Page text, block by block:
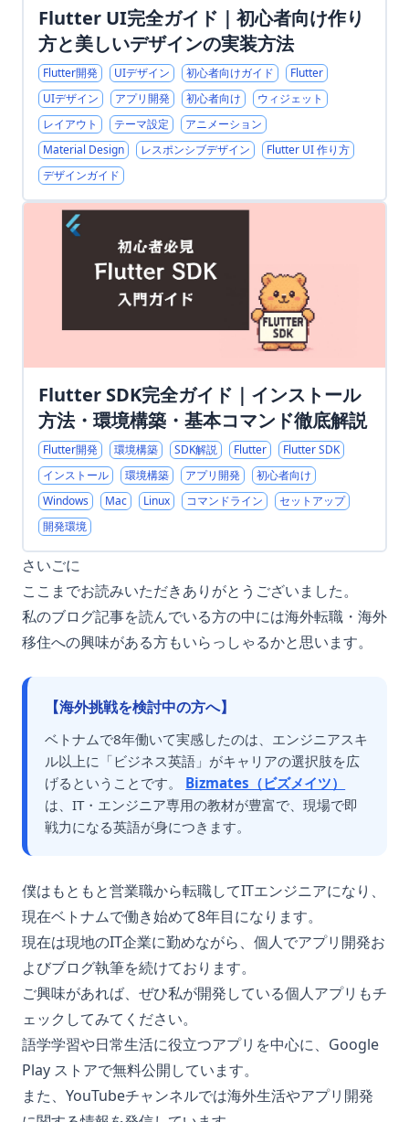
Flutter UI完全ガイド｜初心者向け作り
方と美しいデザインの実装方法
Flutter開発 UIデザイン 初心者向けガイド
Flutter
UIデザイン
アプリ開発 初心者向け
ウィジェット
レイアウト
テーマ設定
アニメーション
Material Design
レスポンシブデザイン
Flutter UI 作り方
デザインガイド
Flutter SDK完全ガイド｜インストール
方法・環境構築・基本コマンド徹底解説
Flutter開発 環境構築 SDK解説 Flutter
Flutter SDK
インストール
環境構築 アプリ開発
初心者向け
Windows
Mac Linux コマンドライン
セットアップ
開発環境
さいごに
ここまでお読みいただきありがとうございました。
私のブログ記事を読んでいる方の中には海外転職・海外
移住への興味がある方もいらっしゃるかと思います。
【海外挑戦を検討中の方へ】
ベトナムで8年働いて実感したのは、エンジニアスキ
ル以上に「ビジネス英語」がキャリアの選択肢を広
げるということです。 Bizmates（ビズメイツ）
は、IT・エンジニア専用の教材が豊富で、現場で即
戦力になる英語が身につきます。
僕はもともと営業職から転職してITエンジニアになり、
現在ベトナムで働き始めて8年目になります。
現在は現地のIT企業に勤めながら、個人でアプリ開発お
よびブログ執筆を続けております。
ご興味があれば、ぜひ私が開発している個人アプリもチ
ェックしてみてください。
語学学習や日常生活に役立つアプリを中心に、Google
Play ストアで無料公開しています。
また、YouTubeチャンネルでは海外生活やアプリ開発